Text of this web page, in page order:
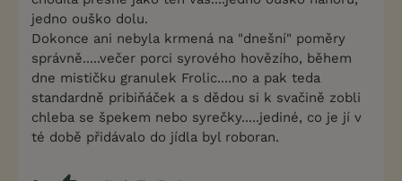
jedno ouško dolu.
Dokonce ani nebyla krmená na "dnešní" poměry
správně.....večer porci syrového hovězího, během
dne mističku granulek Frolic....no a pak teda
standardně pribiňáček a s dědou si k svačině zobli
chleba se špekem nebo syrečky.....jediné, co je jí v
té době přidávalo do jídla byl roboran.